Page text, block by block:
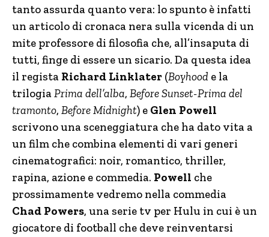
tanto assurda quanto vera: lo spunto è infatti
un articolo di cronaca nera sulla vicenda di un
mite professore di filosofia che, all’insaputa di
tutti, finge di essere un sicario. Da questa idea
il regista Richard Linklater (Boyhood e la
trilogiaPrima dell’alba, Before Sunset-Prima del
tramonto, Before Midnight) e Glen Powell
scrivono una sceneggiatura che ha dato vita a
un film che combina elementi di vari generi
cinematografici: noir, romantico, thriller,
rapina, azione e commedia. Powell che
prossimamente vedremo nella commedia
Chad Powers, una serie tv per Hulu in cui è un
giocatore di football che deve reinventarsi